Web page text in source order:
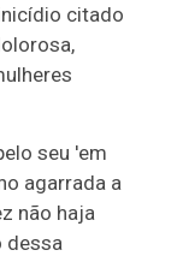
citado
seu 'em
agarrada a
não haja
dessa